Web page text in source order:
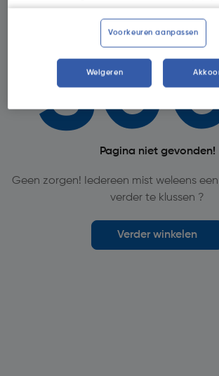
Oops!
Pagina niet gevonden!
Geen zorgen! Iedereen mist weleens
verder te klussen ?
Verder winkelen
Voorkeuren aanpassen
Weigeren